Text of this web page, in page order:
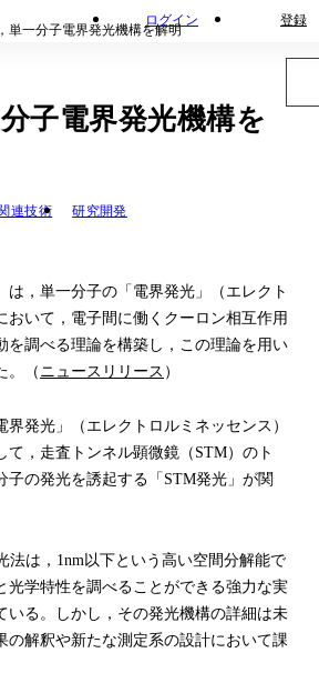
ログイン 登録
単一分子電界発光機構を解明
子電界発光機構を
連技術 研究開発
は，単一分子の「電界発光」（エレクト
おいて，電子間に働くクーロン相互作用
を調べる理論を構築し，この理論を用い
。（ ニュースリリース ）
発光」（エレクトロルミネッセンス）
て，走査トンネル顕微鏡（STM）のト
子の発光を誘起する「STM発光」が関
法は，1nm以下という高い空間分解能で
光学特性を調べることができる強力な実
いる。しかし，その発光機構の詳細は未
の解釈や新たな測定系の設計において課